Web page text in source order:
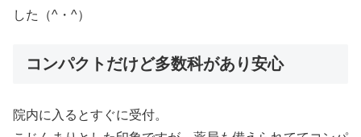
した（^・^）
コンパクトだけど多数科があり安心
院内に入るとすぐに受付。